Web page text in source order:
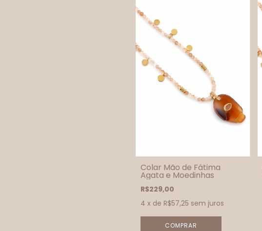
Colar Mão de Fátima
Agata e Moedinhas
R$229,00
4 x de R$57,25 sem juros